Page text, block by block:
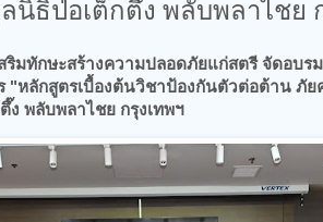
ธิป่อเต็กตึ๊ง พลับพลาไชย
ริมทักษะสร้างความปลอดภัยแก่สตรี จัดอบร
"หลักสูตรเบื้องต้นวิชาป้องกันตัวต่อต้าน ภั
พลับพลาไชย กรุงเทพฯ